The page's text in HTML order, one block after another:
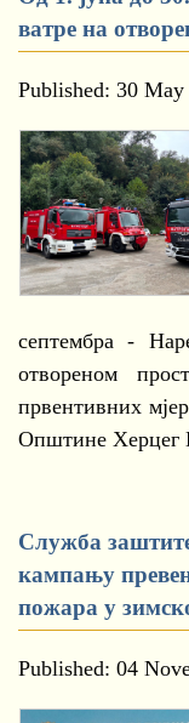
ватре на
Published: 30 May
септембра -
отвореном
првентивних
Општине Херцег
Служба
кампању
пожара у
Published: 04